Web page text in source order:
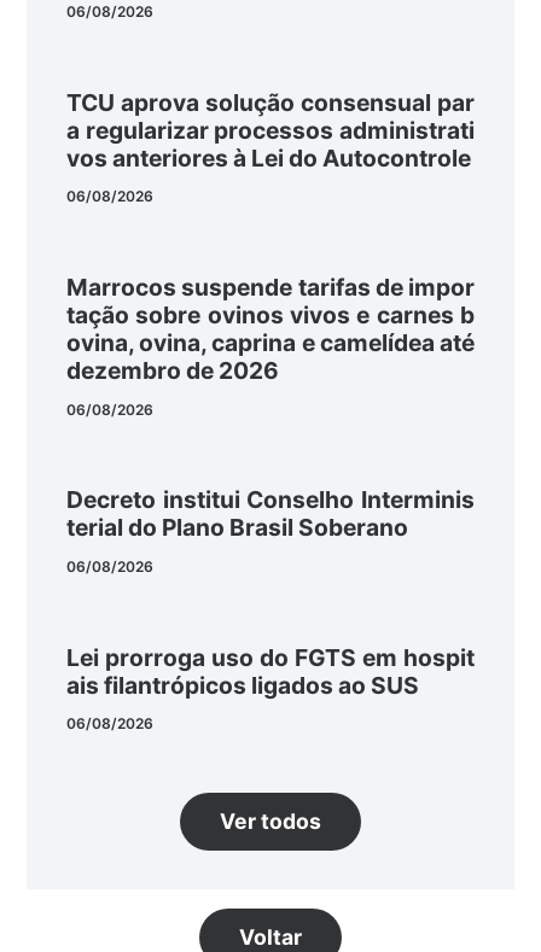
06/08/2026
TCU aprova solução consensual par
a regularizar processos administrati
vos anteriores à Lei do Autocontrole
06/08/2026
Marrocos suspende tarifas de impor
tação sobre ovinos vivos e carnes b
ovina, ovina, caprina e camelídea até
dezembro de 2026
06/08/2026
Decreto institui Conselho Interminis
terial do Plano Brasil Soberano
06/08/2026
Lei prorroga uso do FGTS em hospit
ais filantrópicos ligados ao SUS
06/08/2026
Ver todos
Voltar